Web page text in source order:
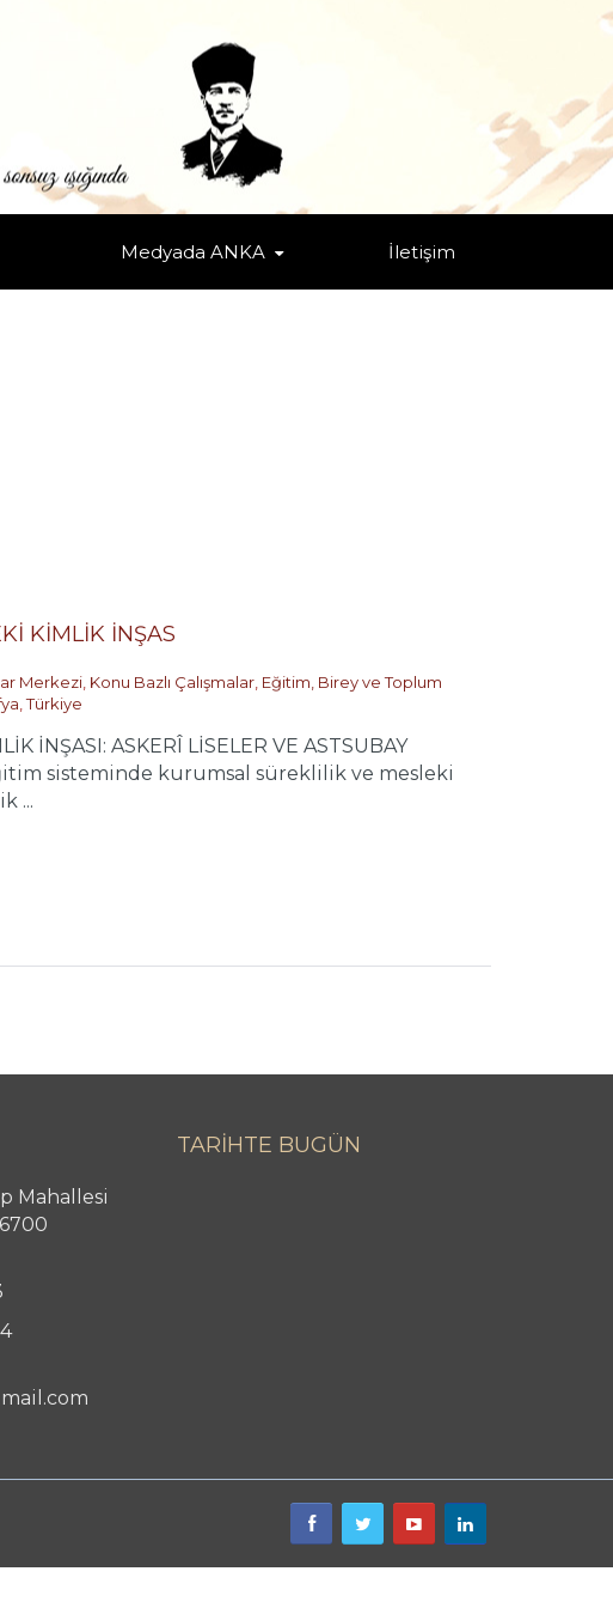
Medyada ANKA İletişim
KİMLİK İNŞAS
Merkezi Konu Bazlı Çalışmalar Eğitim, Birey ve Toplum
,Türkiye
İNŞASI: ASKERÎ LİSELER VE ASTSUBAY
sisteminde kurumsal süreklilik ve mesleki
...
Mahallesi
TARİHTE BUGÜN